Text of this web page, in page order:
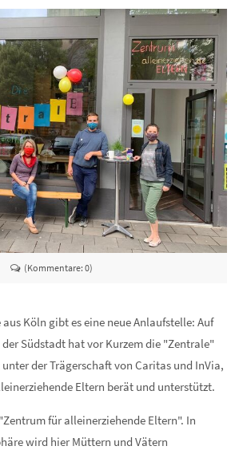
(Kommentare: 0)
Köln gibt es eine neue Anlaufstelle: Auf
Südstadt hat vor Kurzem die "Zentrale"
der Trägerschaft von Caritas und InVia,
Eltern berät und unterstützt.
für alleinerziehende Eltern". In
wird hier Müttern und Vätern